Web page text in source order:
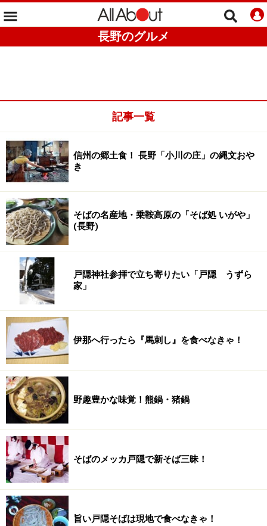
長野のグルメ
記事一覧
信州の郷土食！ 長野「小川の庄」の縄文おや
き
そばの名産地・乗鞍高原の「そば処 いがや」
(長野)
戸隠神社参拝で立ち寄りたい「戸隠 うずら
家」
伊那へ行ったら『馬刺し』を食べなきゃ！
野趣豊かな味覚！熊鍋・猪鍋
そばのメッカ戸隠で新そば三昧！
旨い戸隠そばは現地で食べなきゃ！